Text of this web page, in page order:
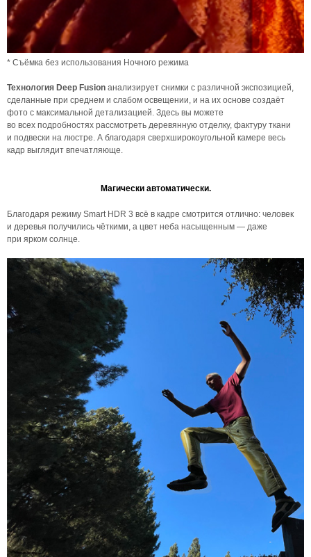
* Съёмка без использования Ночного режима
Технология Deep Fusion анализирует снимки с различной экспозицией,
сделанные при среднем и слабом освещении, и на их основе создаёт
фото с максимальной детализацией. Здесь вы можете
во всех подробностях рассмотреть деревянную отделку, фактуру ткани
и подвески на люстре. А благодаря сверхширокоугольной камере весь
кадр выглядит впечатляюще.
Магически автоматически.
Благодаря режиму Smart HDR 3 всё в кадре смотрится отлично: человек
и деревья получились чёткими, а цвет неба насыщенным — даже
при ярком солнце.